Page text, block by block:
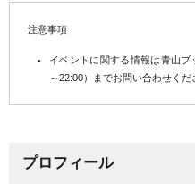
注意事項
イベントに関する情報は青山ブ
～22:00）までお問い合わせくだ
プロフィール